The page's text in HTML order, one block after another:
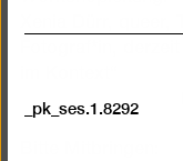
_pk_ses.1.8292